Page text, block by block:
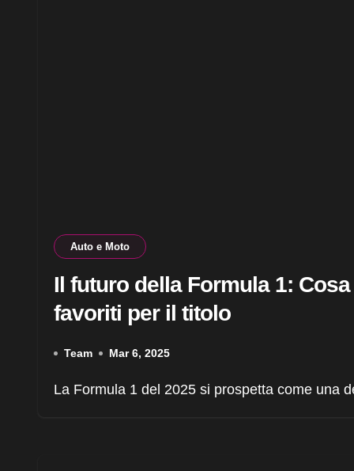
Auto e Moto
Il futuro della Formula 1:
favoriti per il titolo
Team Mar 6, 2025
La Formula 1 del 2025 si prospetta come una